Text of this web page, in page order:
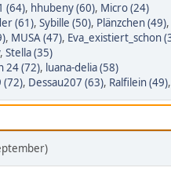
(64), hhubeny (60), Micro (24)
(61), Sybille (50), Plänzchen (49),
, MUSA (47), Eva_existiert_schon
, Stella (35)
24 (72), luana-delia (58)
(72), Dessau207 (63), Ralfilein (49),